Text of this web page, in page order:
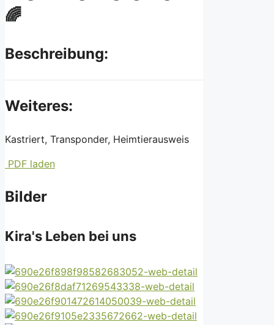
🌈
Beschreibung:
Weiteres:
Kastriert, Transponder, Heimtierausweis
PDF laden
Bilder
Kira's Leben bei uns